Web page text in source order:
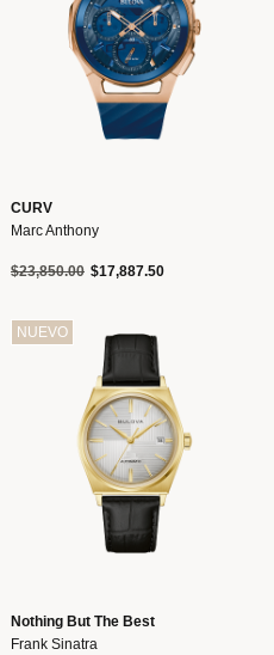
CURV
Marc Anthony
Precio reducido de
$23,850.00a$17,887.50
NUEVO
Nothing But The Best
Frank Sinatra